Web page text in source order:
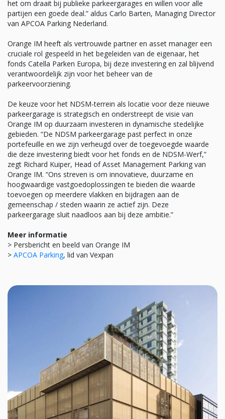
het om draait bij publieke parkeergarages en willen voor alle
partijen een goede deal.” aldus Carlo Barten, Managing Director
van APCOA Parking Nederland.
Orange IM heeft als vertrouwde partner en asset manager een
cruciale rol gespeeld in het begeleiden van de eigenaar, het
fonds Catella Parken Europa, bij deze investering en zal blijvend
verantwoordelijk zijn voor het beheer van de
parkeervoorziening.
De keuze voor het NDSM-terrein als locatie voor deze nieuwe
parkeergarage is strategisch en onderstreept de visie van
Orange IM op duurzaam investeren in dynamische stedelijke
gebieden. “De NDSM parkeergarage past perfect in onze
portefeuille en we zijn verheugd over de toegevoegde waarde
die deze investering biedt voor het fonds en de NDSM-Werf,”
zegt Richard Kuiper, Head of Asset Management Parking van
Orange IM. “Ons streven is om innovatieve, duurzame en
hoogwaardige vastgoedoplossingen te bieden die waarde
toevoegen op meerdere vlakken en bijdragen aan de
gemeenschap / steden waarin ze actief zijn. Deze
parkeergarage sluit naadloos aan bij deze ambitie.”
Meer informatie
> Persbericht en beeld van Orange IM
> APCOA Parking, lid van Vexpan